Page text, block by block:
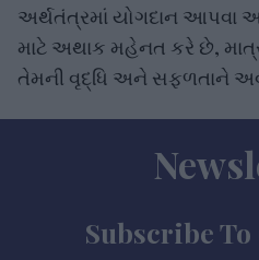
અર્થતંત્રમાં યોગદાન આપવા
માટે અથાક મહેનત કરે છે, માત્ર
તેમની વૃદ્ધિ અને સફળતાને
Subscribe